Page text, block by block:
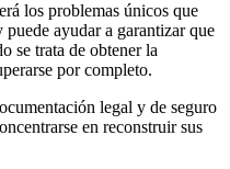
los problemas únicos que
ayudar a garantizar que
se trata de obtener la
por completo.
legal y de seguro
en reconstruir sus